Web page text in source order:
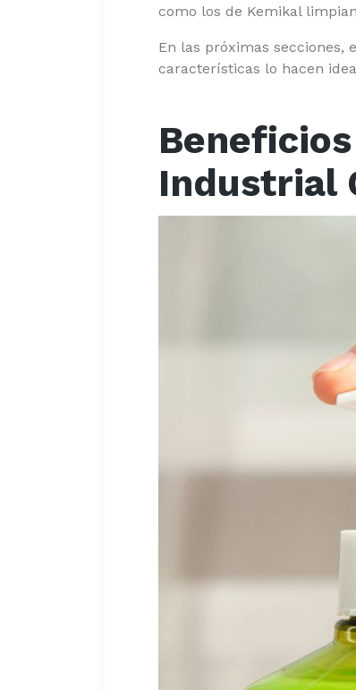
como los de Kemikal
En las próximas secciones,
características lo hacen
Industrial